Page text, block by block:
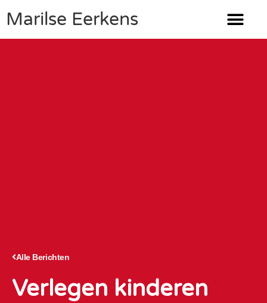
Marilse Eerkens
Alle Berichten
Verlegen kinderen